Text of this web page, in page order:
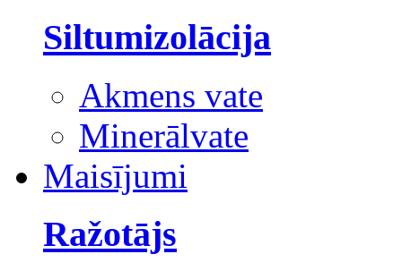
Siltumizolācija
Akmens vate
Minerālvate
Maisījumi
Ražotājs